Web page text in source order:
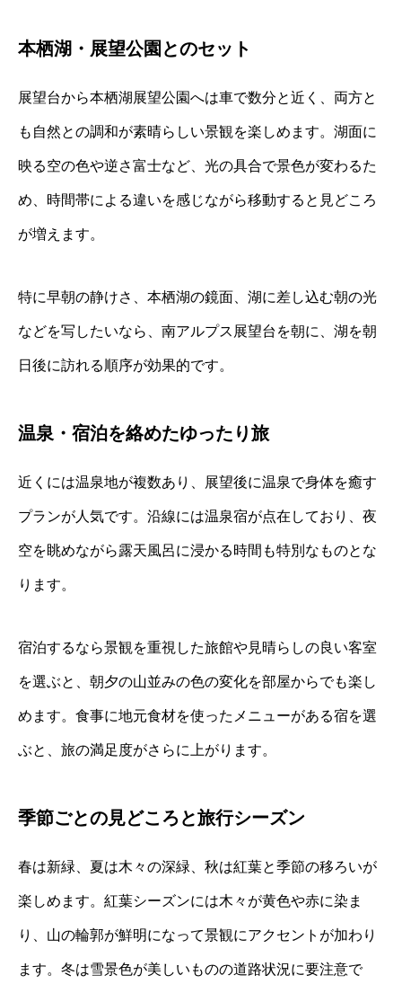
本栖湖・展望公園とのセット
展望台から本栖湖展望公園へは車で数分と近く、両方と
も自然との調和が素晴らしい景観を楽しめます。湖面に
映る空の色や逆さ富士など、光の具合で景色が変わるた
め、時間帯による違いを感じながら移動すると見どころ
が増えます。
特に早朝の静けさ、本栖湖の鏡面、湖に差し込む朝の光
などを写したいなら、南アルプス展望台を朝に、湖を朝
日後に訪れる順序が効果的です。
温泉・宿泊を絡めたゆったり旅
近くには温泉地が複数あり、展望後に温泉で身体を癒す
プランが人気です。沿線には温泉宿が点在しており、夜
空を眺めながら露天風呂に浸かる時間も特別なものとな
ります。
宿泊するなら景観を重視した旅館や見晴らしの良い客室
を選ぶと、朝夕の山並みの色の変化を部屋からでも楽し
めます。食事に地元食材を使ったメニューがある宿を選
ぶと、旅の満足度がさらに上がります。
季節ごとの見どころと旅行シーズン
春は新緑、夏は木々の深緑、秋は紅葉と季節の移ろいが
楽しめます。紅葉シーズンには木々が黄色や赤に染ま
り、山の輪郭が鮮明になって景観にアクセントが加わり
ます。冬は雪景色が美しいものの道路状況に要注意で